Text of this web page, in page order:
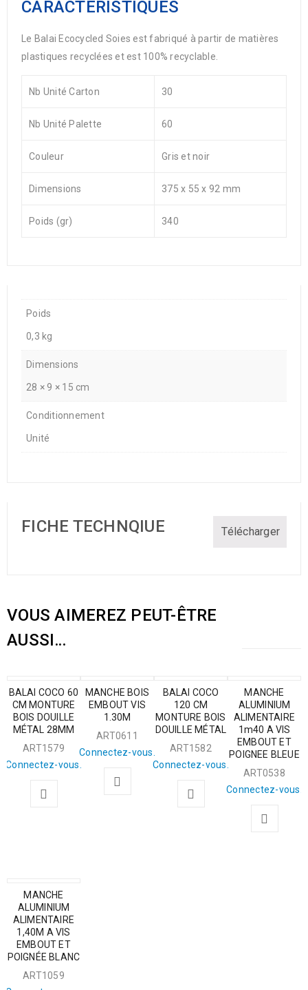
CARACTERISTIQUES
Le Balai Ecocycled Soies est fabriqué à partir de matières
plastiques recyclées et est 100% recyclable.
Nb Unité Carton 30
Nb Unité Palette 60
Couleur Gris et noir
Dimensions 375 x 55 x 92 mm
Poids (gr) 340
Poids
0,3 kg
Dimensions
28 × 9 × 15 cm
Conditionnement
Unité
FICHE TECHNQIUE Télécharger
VOUS AIMEREZ PEUT-ÊTRE
AUSSI…
BALAI COCO 60
CM MONTURE
BOIS DOUILLE
MÉTAL 28MM
ART1579
Connectez-vous.
MANCHE BOIS
EMBOUT VIS
1.30M
ART0611
Connectez-vous.
BALAI COCO
120 CM
MONTURE BOIS
DOUILLE MÉTAL
ART1582
Connectez-vous.
MANCHE
ALUMINIUM
ALIMENTAIRE
1m40 A VIS
EMBOUT ET
POIGNEE BLEUE
ART0538
Connectez-vous.
MANCHE
ALUMINIUM
ALIMENTAIRE
1,40M A VIS
EMBOUT ET
POIGNÉE BLANC
ART1059